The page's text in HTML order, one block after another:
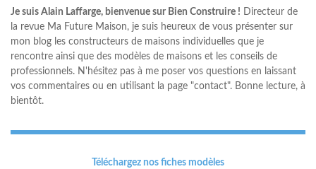
Je suis Alain Laffarge, bienvenue sur Bien Construire ! Directeur de
la revue Ma Future Maison, je suis heureux de vous présenter sur
mon blog les constructeurs de maisons individuelles que je
rencontre ainsi que des modèles de maisons et les conseils de
professionnels. N'hésitez pas à me poser vos questions en laissant
vos commentaires ou en utilisant la page "contact". Bonne lecture, à
bientôt.
Téléchargez nos fiches modèles